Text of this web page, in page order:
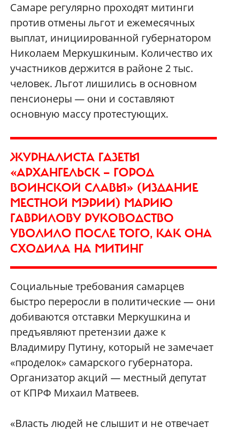
Самаре регулярно проходят митинги
против отмены льгот и ежемесячных
выплат, инициированной губернатором
Николаем Меркушкиным. Количество их
участников держится в районе 2 тыс.
человек. Льгот лишились в основном
пенсионеры — они и составляют
основную массу протестующих.
ЖУРНАЛИСТА ГАЗЕТЫ
«АРХАНГЕЛЬСК — ГОРОД
ВОИНСКОЙ СЛАВЫ» (ИЗДАНИЕ
МЕСТНОЙ МЭРИИ) МАРИЮ
ГАВРИЛОВУ РУКОВОДСТВО
УВОЛИЛО ПОСЛЕ ТОГО, КАК ОНА
СХОДИЛА НА МИТИНГ
Социальные требования самарцев
быстро переросли в политические — они
добиваются отставки Меркушкина и
предъявляют претензии даже к
Владимиру Путину, который не замечает
«проделок» самарского губернатора.
Организатор акций — местный депутат
от КПРФ Михаил Матвеев.
«Власть людей не слышит и не отвечает